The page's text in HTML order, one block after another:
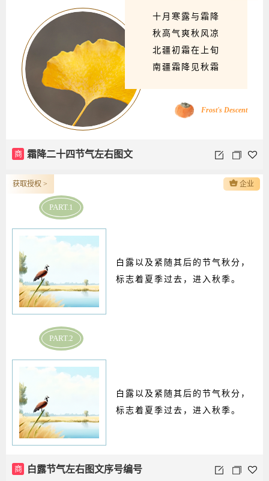
十月寒露与霜降
秋高气爽秋风凉
北疆初霜在上旬
南疆霜降见秋霜
Frost's Descent
商 霜降二十四节气左右图文
PART.1
白露以及紧随其后的节气秋分，
标志着夏季过去，进入秋季。
PART.2
白露以及紧随其后的节气秋分，
标志着夏季过去，进入秋季。
商 白露节气左右图文序号编号
获取授权 > 企业